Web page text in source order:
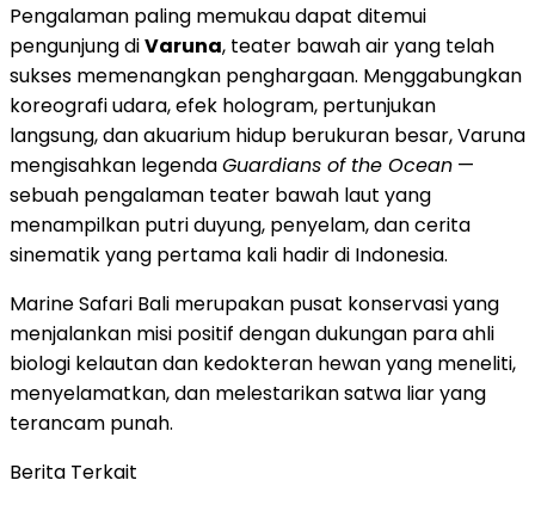
Pengalaman paling memukau dapat ditemui
pengunjung diVaruna, teater bawah air yang telah
sukses memenangkan penghargaan. Menggabungkan
koreografi udara, efek hologram, pertunjukan
langsung, dan akuarium hidup berukuran besar, Varuna
mengisahkan legendaGuardians of the Ocean —
sebuah pengalaman teater bawah laut yang
menampilkan putri duyung, penyelam, dan cerita
sinematik yang pertama kali hadir di Indonesia.
Marine Safari Bali merupakan pusat konservasi yang
menjalankan misi positif dengan dukungan para ahli
biologi kelautan dan kedokteran hewan yang meneliti,
menyelamatkan, dan melestarikan satwa liar yang
terancam punah.
Berita Terkait